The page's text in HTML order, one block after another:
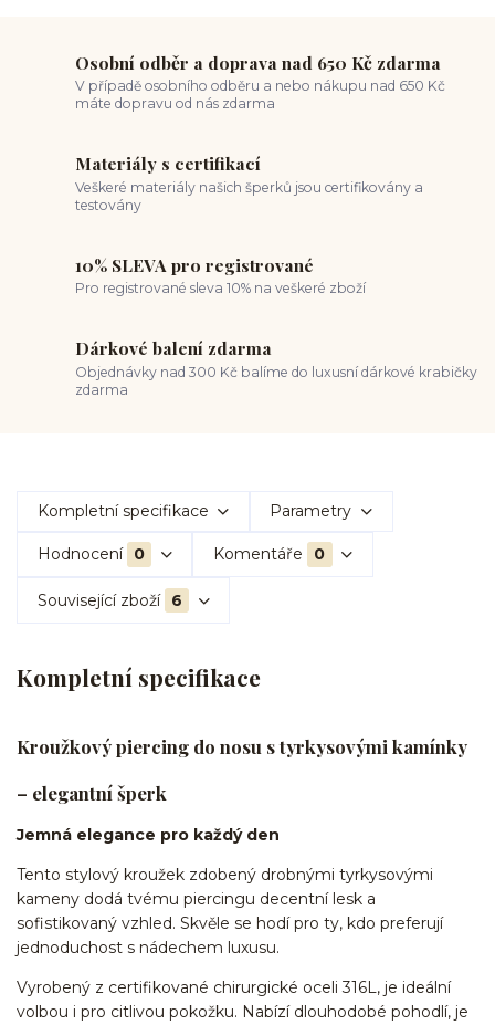
Osobní odběr a doprava nad 650 Kč zdarma
V případě osobního odběru a nebo nákupu nad 650 Kč
máte dopravu od nás zdarma
Materiály s certifikací
Veškeré materiály našich šperků jsou certifikovány a
testovány
10% SLEVA pro registrované
Pro registrované sleva 10% na veškeré zboží
Dárkové balení zdarma
Objednávky nad 300 Kč balíme do luxusní dárkové krabičky
zdarma
Kompletní specifikace Parametry
Hodnocení 0 Komentáře 0
Související zboží 6
Kompletní specifikace
Kroužkový piercing do nosu s tyrkysovými kamínky
– elegantní šperk
Jemná elegance pro každý den
Tento stylový kroužek zdobený drobnými tyrkysovými
kameny dodá tvému piercingu decentní lesk a
sofistikovaný vzhled. Skvěle se hodí pro ty, kdo preferují
jednoduchost s nádechem luxusu.
Vyrobený z certifikované chirurgické oceli 316L, je ideální
volbou i pro citlivou pokožku. Nabízí dlouhodobé pohodlí, je